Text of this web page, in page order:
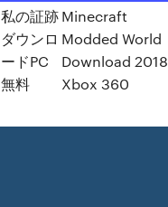
私の証跡
ダウンロ
ードPC
無料
Minecraft
Modded World
Download 2018
Xbox 360